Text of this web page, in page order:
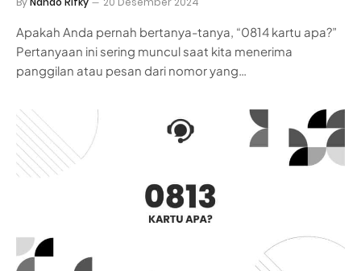
Apakah Anda pernah bertanya-tanya, “0814 kartu apa?”
Pertanyaan ini sering muncul saat kita menerima
panggilan atau pesan dari nomor yang…